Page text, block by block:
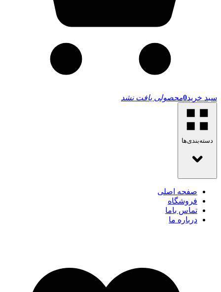
سبد خرید0محصولی یافت نشد
دسته‌بندی‌ها
صفحه اصلی
فروشگاه
تماس باما
درباره ما